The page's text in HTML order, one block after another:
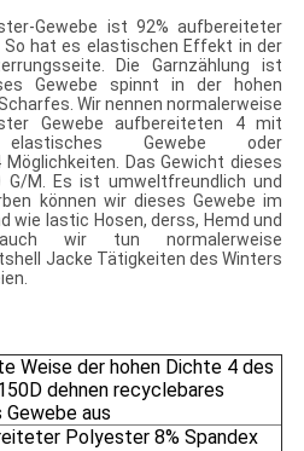
Gewebe ist 92% aufbereiteter
So hat es elastischen Effekt in der
Die Garnzählung ist
Gewebe spinnt in der hohen
Wir nennen normalerweise
Gewebe aufbereiteten 4 mit
Gewebe oder
Das Gewicht dieses
M. Es ist umweltfreundlich und
können wir dieses Gewebe im
wie lastic Hosen, derss, Hemd und
wir tun normalerweise
Jacke Tätigkeiten des Winters
Weise der hohen Dichte 4 des
dehnen recyclebares
aus
Polyester 8% Spandex